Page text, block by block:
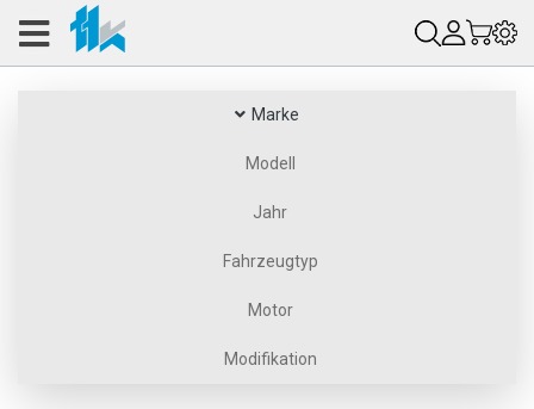
Marke
Modell
Jahr
Fahrzeugtyp
Motor
Modifikation